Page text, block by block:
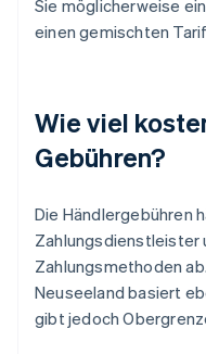
Sie möglicherweise ein
einen gemischten
Wie viel
Gebühren?
Die Händlergebühren
Zahlungsdienstleister
Zahlungsmethoden
Neuseeland basiert
gibt jedoch